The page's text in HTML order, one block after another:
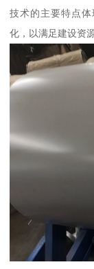
技术的主要特点
化，以满足建设资